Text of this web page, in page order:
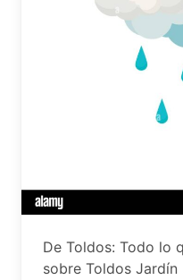
De Toldos: Todo lo
sobre Toldos Jardín